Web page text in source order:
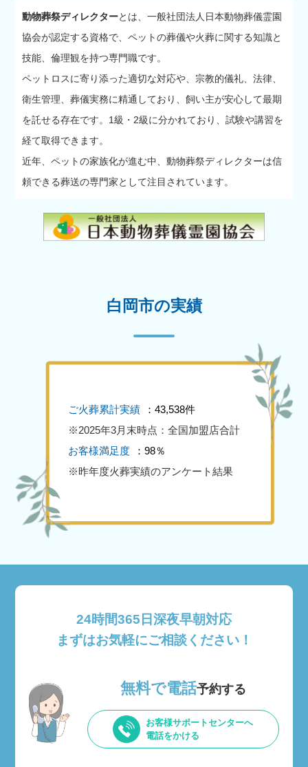
動物葬祭ディレクターとは、一般社団法人日本動物葬儀霊園
協会が認定する資格で、ペットの葬儀や火葬に関する知識と
技能、倫理観を持つ専門職です。
ペットロスに寄り添った適切な対応や、宗教的儀礼、法律、
衛生管理、葬儀実務に精通しており、飼い主が安心して最期
を託せる存在です。1級・2級に分かれており、試験や講習を
経て取得できます。
近年、ペットの家族化が進む中、動物葬祭ディレクターは信
頼できる葬送の専門家として注目されています。
白岡市の実績
ご火葬累計実績
：43,538件
※2025年3月末時点：全国加盟店合計
お客様満足度
：98％
※昨年度火葬実績のアンケート結果
24時間365日深夜早朝対応
まずはお気軽にご相談ください！
無料で電話予約する
お客様サポートセンターへ
電話をかける